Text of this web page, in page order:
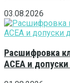
03.08.2026
Расшифровка
ACEA и